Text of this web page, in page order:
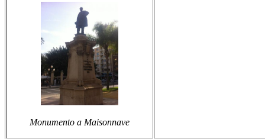
Monumento a Maisonnave